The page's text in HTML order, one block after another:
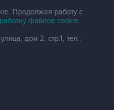
Продолжая работу с
файлов cookie.
дом 2, стр.1, тел.: